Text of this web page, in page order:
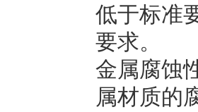
低于标准
要求。
金属腐蚀
属材质的